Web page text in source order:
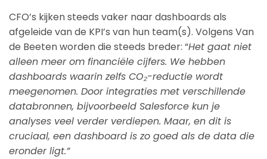
CFO’s kijken steeds vaker naar dashboards als
afgeleide van de KPI’s van hun team(s). Volgens Van
de Beeten worden die steeds breder: “Het gaat niet
alleen meer om financiële cijfers. We hebben
dashboards waarin zelfs CO₂-reductie wordt
meegenomen. Door integraties met verschillende
databronnen, bijvoorbeeld Salesforce kun je
analyses veel verder verdiepen. Maar, en dit is
cruciaal, een dashboard is zo goed als de data die
eronder ligt.”